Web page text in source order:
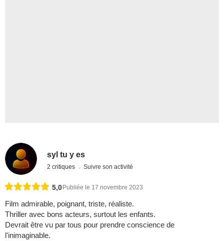
syl tu y es
2 critiques Suivre son activité
5,0 Publiée le 17 novembre 2023
Film admirable, poignant, triste, réaliste.
Thriller avec bons acteurs, surtout les enfants.
Devrait être vu par tous pour prendre conscience de
l'inimaginable.